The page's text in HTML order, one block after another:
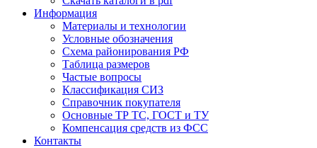
Информация
Материалы и технологии
Условные обозначения
Схема районирования РФ
Таблица размеров
Частые вопросы
Классификация СИЗ
Справочник покупателя
Основные ТР ТС, ГОСТ и ТУ
Компенсация средств из ФСС
Контакты